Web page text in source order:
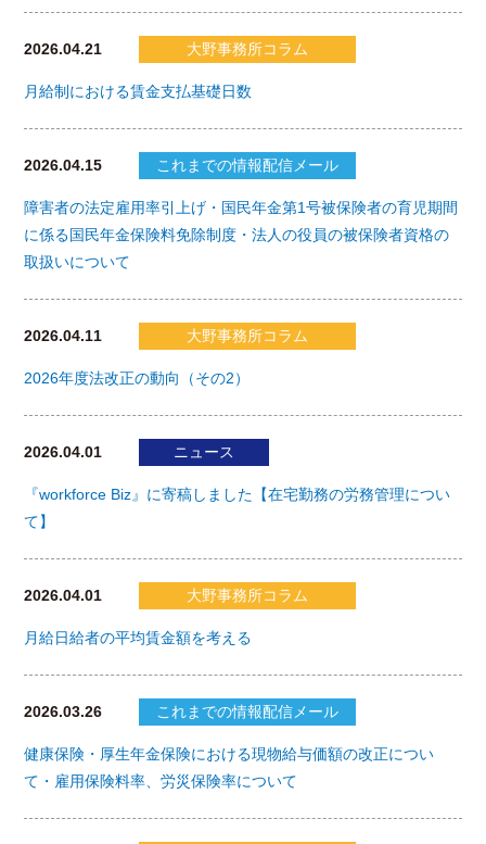
2026.04.21 大野事務所コラム
月給制における賃金支払基礎日数
2026.04.15 これまでの情報配信メール
障害者の法定雇用率引上げ・国民年金第1号被保険者の育児期間
に係る国民年金保険料免除制度・法人の役員の被保険者資格の
取扱いについて
2026.04.11 大野事務所コラム
2026年度法改正の動向（その2）
2026.04.01 ニュース
『workforce Biz』に寄稿しました【在宅勤務の労務管理につい
て】
2026.04.01 大野事務所コラム
月給日給者の平均賃金額を考える
2026.03.26 これまでの情報配信メール
健康保険・厚生年金保険における現物給与価額の改正につい
て・雇用保険料率、労災保険率について